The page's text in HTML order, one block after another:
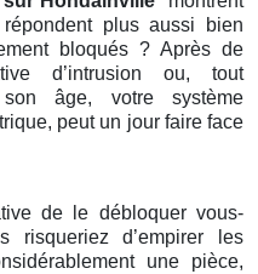
plus aussi bien
bloqués ? Après de
d’intrusion ou, tout
âge, votre système
peut un jour faire face
de le débloquer vous-
risqueriez d’empirer les
une pièce,